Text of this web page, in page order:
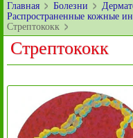
Главная Болезни
Распространенные кожные
Стрептококк
Стрептококк